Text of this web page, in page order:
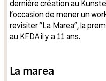
dernière création au
l’occasion de mener un
revisiter “La Marea”, la
au KFDA il y a 11 ans.
La marea